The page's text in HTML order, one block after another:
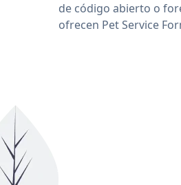
de código abierto o
ofrecen Pet Service